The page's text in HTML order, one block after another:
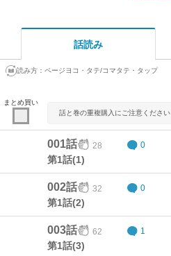
話読み
読み方： ページヨコ・タテ/コマタテ・タップ
まとめ買い
話と巻の重複購入にご注意ください
001話 28 0
第1話(1)
002話 32 0
第1話(2)
003話 62 1
第1話(3)